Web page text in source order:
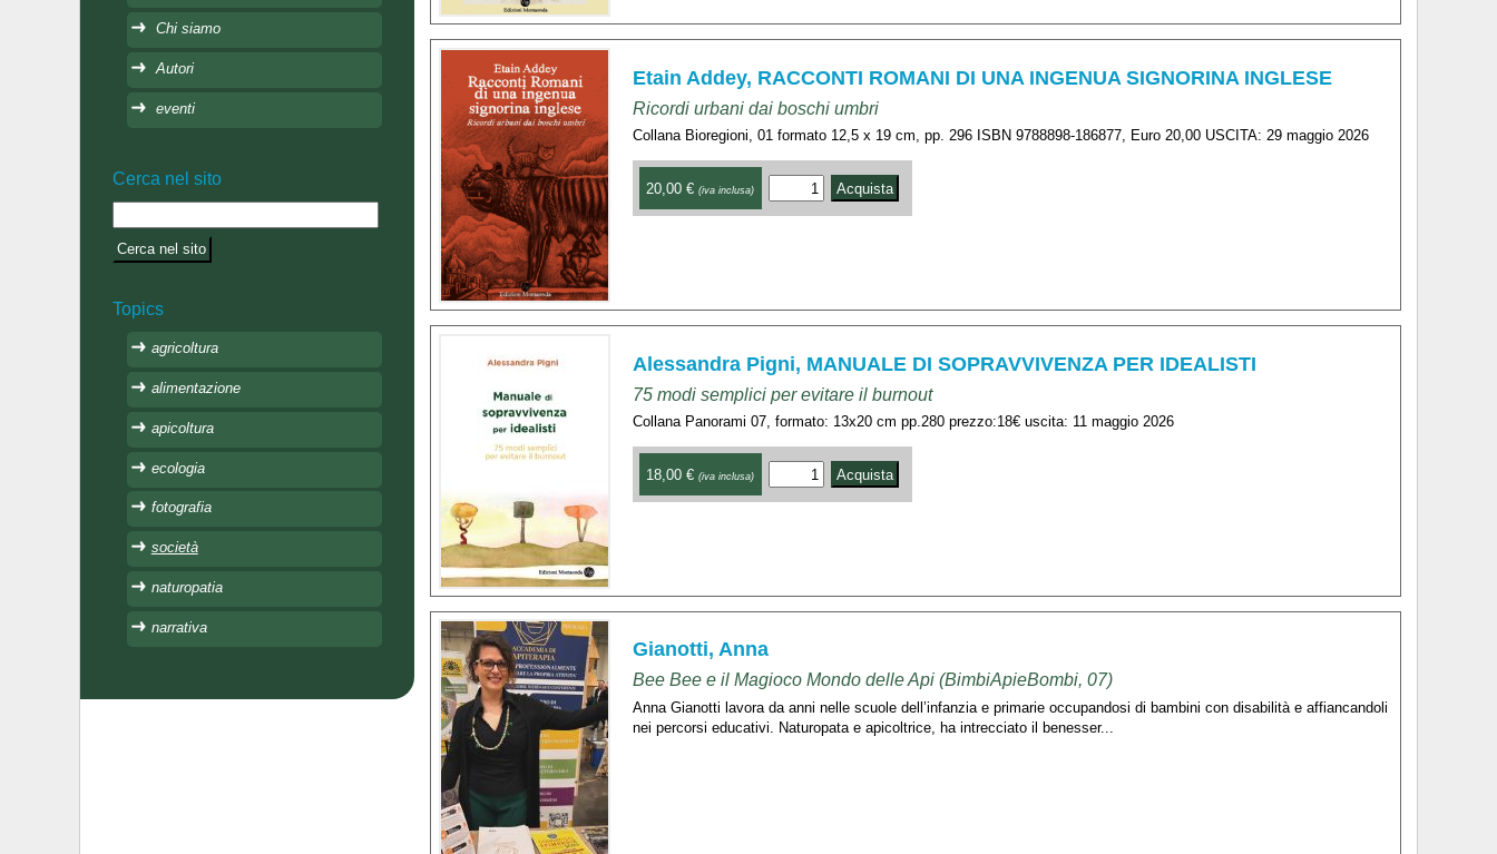
Etain Addey, RACCONTI ROMANI DI UNA INGENUA SIGNORINA INGLESE
Ricordi urbani dai boschi umbri
Collana Bioregioni, 01 formato 12,5 x 19 cm, pp. 296 ISBN 9788898-186877, Euro 20,00 USCITA: 29 maggio 2026
20,00 € (iva inclusa)
Alessandra Pigni, MANUALE DI SOPRAVVIVENZA PER IDEALISTI
75 modi semplici per evitare il burnout
Collana Panorami 07, formato: 13x20 cm pp.280 prezzo:18€ uscita: 11 maggio 2026
18,00 € (iva inclusa)
Gianotti, Anna
Bee Bee e il Magioco Mondo delle Api (BimbiApieBombi, 07)
Anna Gianotti lavora da anni nelle scuole dell’infanzia e primarie occupandosi di bambini con disabilità e affiancandoli
nei percorsi educativi. Naturopata e apicoltrice, ha intrecciato il benesser...
Chi siamo
Autori
eventi
Cerca nel sito
Topics
agricoltura
alimentazione
apicoltura
ecologia
fotografia
società
naturopatia
narrativa